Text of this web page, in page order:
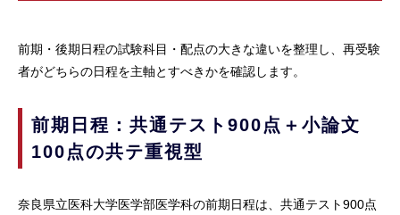
前期・後期日程の試験科目・配点の大きな違いを整理し、再受験
者がどちらの日程を主軸とすべきかを確認します。
前期日程：共通テスト900点＋小論文
100点の共テ重視型
奈良県立医科大学医学部医学科の前期日程は、共通テスト900点